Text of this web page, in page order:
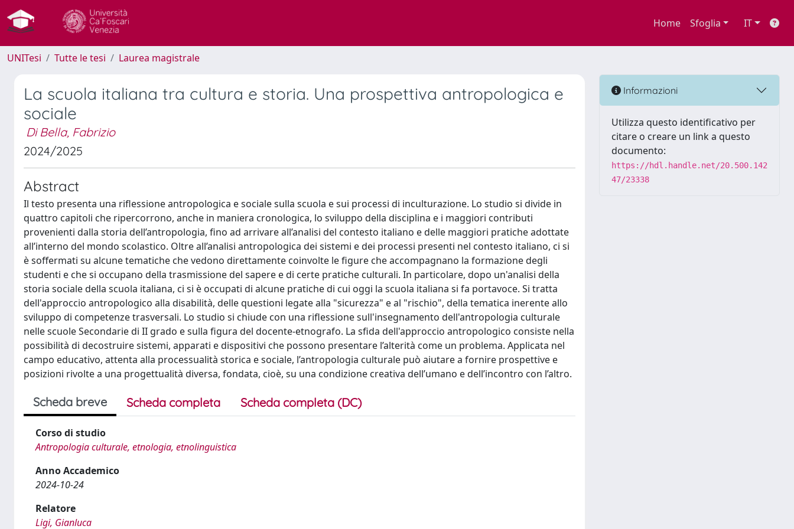
Home Sfoglia IT
UNITesi Tutte le tesi Laurea magistrale
La scuola italiana tra cultura e storia. Una prospettiva antropologica e
sociale
Di Bella, Fabrizio
2024/2025
Abstract
Il testo presenta una riflessione antropologica e sociale sulla scuola e sui processi di inculturazione. Lo studio si divide in
quattro capitoli che ripercorrono, anche in maniera cronologica, lo sviluppo della disciplina e i maggiori contributi
provenienti dalla storia dell’antropologia, fino ad arrivare all’analisi del contesto italiano e delle maggiori pratiche adottate
all’interno del mondo scolastico. Oltre all’analisi antropologica dei sistemi e dei processi presenti nel contesto italiano, ci si
è soffermati su alcune tematiche che vedono direttamente coinvolte le figure che accompagnano la formazione degli
studenti e che si occupano della trasmissione del sapere e di certe pratiche culturali. In particolare, dopo un'analisi della
storia sociale della scuola italiana, ci si è occupati di alcune pratiche di cui oggi la scuola italiana si fa portavoce. Si tratta
dell'approccio antropologico alla disabilità, delle questioni legate alla "sicurezza" e al "rischio", della tematica inerente allo
sviluppo di competenze trasversali. Lo studio si chiude con una riflessione sull'insegnamento dell'antropologia culturale
nelle scuole Secondarie di II grado e sulla figura del docente-etnografo. La sfida dell'approccio antropologico consiste nella
possibilità di decostruire sistemi, apparati e dispositivi che possono presentare l’alterità come un problema. Applicata nel
campo educativo, attenta alla processualità storica e sociale, l’antropologia culturale può aiutare a fornire prospettive e
posizioni rivolte a una progettualità diversa, fondata, cioè, su una condizione creativa dell’umano e dell’incontro con l’altro.
Scheda breve Scheda completa Scheda completa (DC)
Corso di studio
Antropologia culturale, etnologia, etnolinguistica
Anno Accademico
2024-10-24
Relatore
Ligi, Gianluca
Informazioni
Utilizza questo identificativo per
citare o creare un link a questo
documento:
https://hdl.handle.net/20.500.142
47/23338